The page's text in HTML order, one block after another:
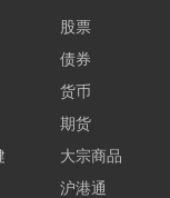
股票
债券
货币
期货
大宗商品
沪港通